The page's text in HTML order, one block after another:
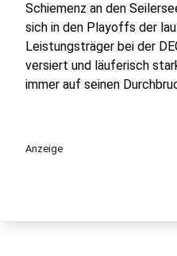
Schiemenz an den
sich in den Playoffs der
Leistungsträger bei der
versiert und läuferisch
immer auf seinen
Anzeige